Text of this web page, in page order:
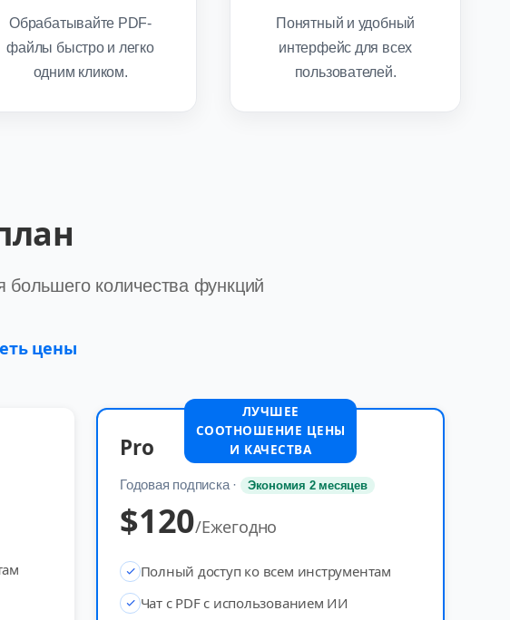
Обрабатывайте PDF-
файлы быстро и легко
одним кликом.
Понятный и удобный
интерфейс для всех
пользователей.
количества функций
цены
ЛУЧШЕЕ
СООТНОШЕНИЕ ЦЕНЫ
И КАЧЕСТВА
Pro
Годовая подписка· Экономия 2 месяцев
$120/Ежегодно
Полный доступ ко всем инструментам
Чат с PDF с использованием ИИ